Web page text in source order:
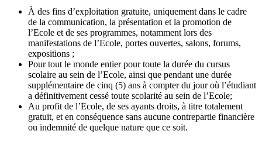
À des fins d’exploitation gratuite, uniquement dans le cadre
de la communication, la présentation et la promotion de
l’Ecole et de ses programmes, notamment lors des
manifestations de l’Ecole, portes ouvertes, salons, forums,
expositions ;
Pour tout le monde entier pour toute la durée du cursus
scolaire au sein de l’Ecole, ainsi que pendant une durée
supplémentaire de cinq (5) ans à compter du jour où l’étudiant
a définitivement cessé toute scolarité au sein de l’Ecole;
Au profit de l’Ecole, de ses ayants droits, à titre totalement
gratuit, et en conséquence sans aucune contrepartie financière
ou indemnité de quelque nature que ce soit.